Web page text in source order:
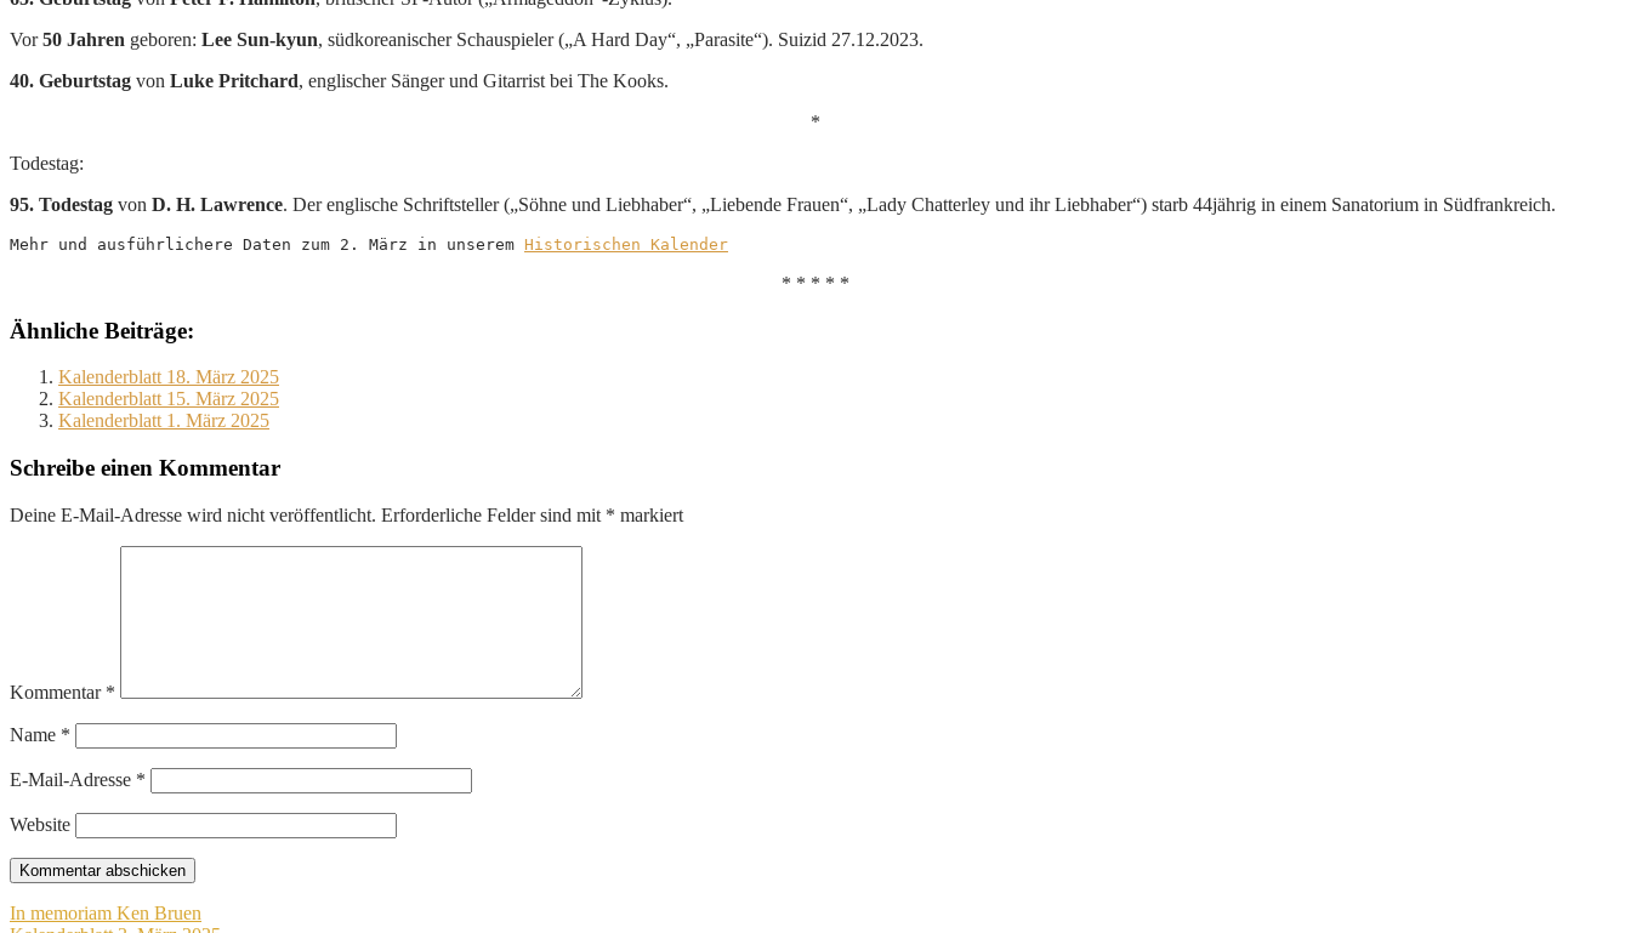
Vor50 Jahren geboren: Lee Sun-kyun, südkoreanischer Schauspieler („A Hard Day“, „Parasite“). Suizid 27.12.2023.
40. Geburtstag von Luke Pritchard, englischer Sänger und Gitarrist bei The Kooks.
*
Todestag:
95. Todestag von D. H. Lawrence. Der englische Schriftsteller („Söhne und Liebhaber“, „Liebende Frauen“, „Lady Chatterley und ihr Liebhaber“) starb 44jährig in einem Sanatorium in Südfrankreich.
Mehr und ausführlichere Daten zum 2. März in unserem Historischen Kalender
* * * * *
Ähnliche Beiträge:
Kalenderblatt 18. März 2025
Kalenderblatt 15. März 2025
Kalenderblatt 1. März 2025
Schreibe einen Kommentar
Deine E-Mail-Adresse wird nicht veröffentlicht. Erforderliche Felder sind mit * markiert
Kommentar *
Name *
E-Mail-Adresse *
Website
Beitragsnavigation
In memoriam Ken Bruen